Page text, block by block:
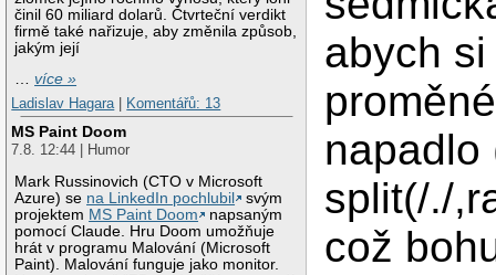
činil 60 miliard dolarů. Čtvrteční verdikt
firmě také nařizuje, aby změnila způsob,
jakým její
…více »
Ladislav Hagara
Komentářů: 13
MS Paint Doom
7.8. 12:44 | Humor
Mark Russinovich (CTO v Microsoft
Azure) se na LinkedIn pochlubil
svým
projektem MS Paint Doom
napsaným
pomocí Claude. Hru Doom umožňuje
hrát v programu Malování (Microsoft
Paint). Malování funguje jako monitor.
abych
napadlo
split(/./
což